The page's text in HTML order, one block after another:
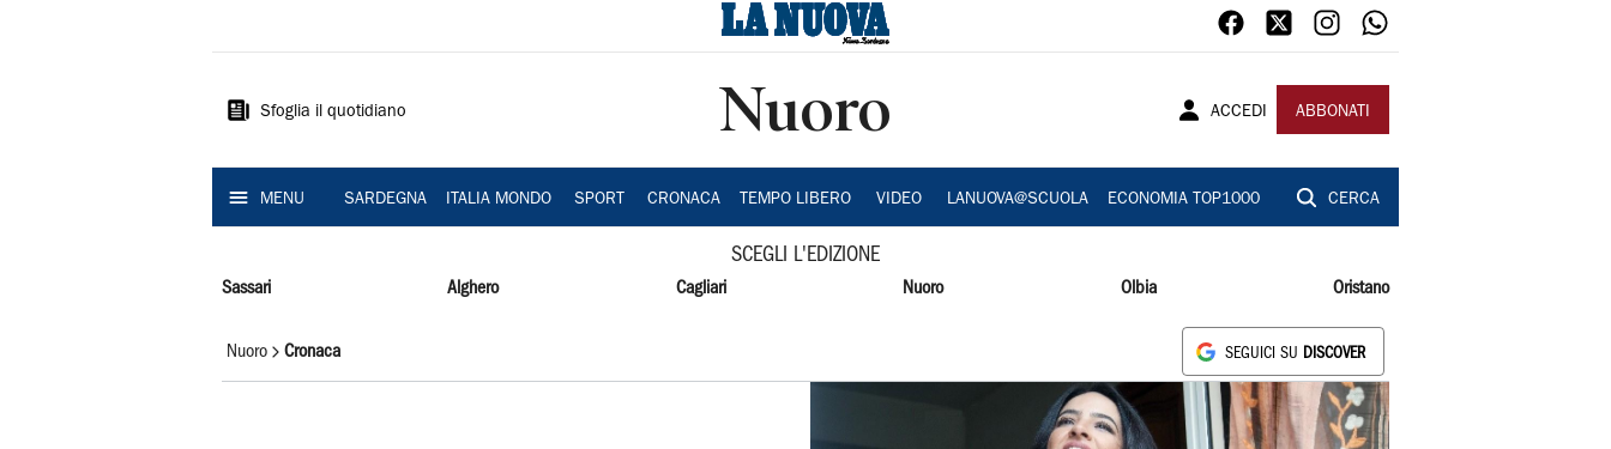
Sardegna
Sfoglia il quotidiano Nuoro ACCEDI ABBONATI
MENU SARDEGNA ITALIA MONDO SPORT CRONACA TEMPO LIBERO VIDEO LANUOVA@SCUOLA ECONOMIA TOP1000 CERCA
SCEGLI L'EDIZIONE
Sassari Alghero Cagliari Nuoro Olbia Oristano
Nuoro Cronaca SEGUICI SU DISCOVER